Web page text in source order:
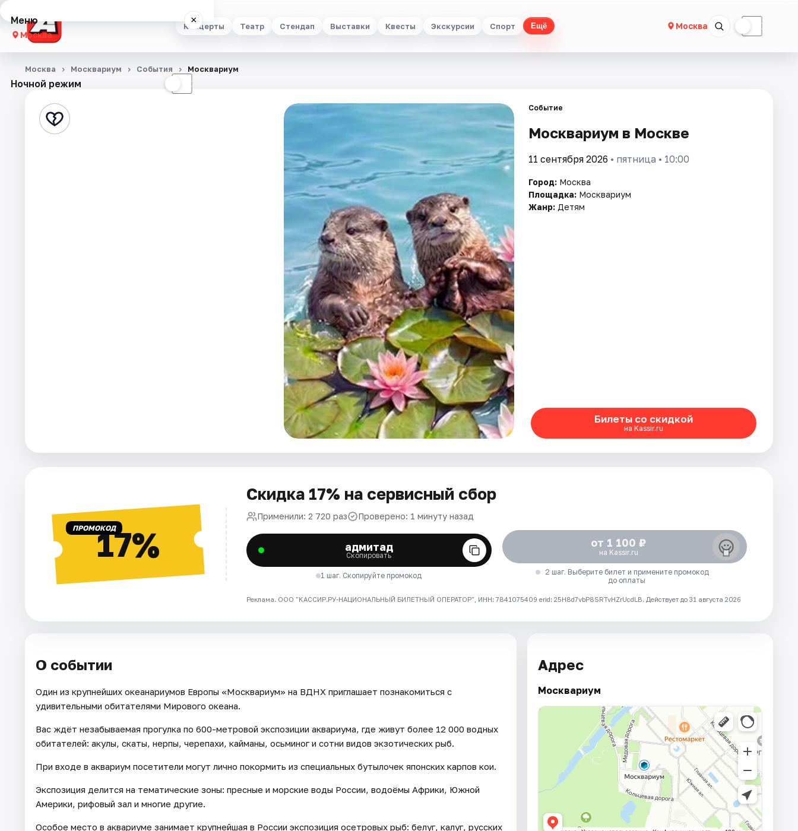
Концерты Театр Стендап Выставки Квесты Экскурсии Спорт Ещё Москва ☾
Меню ×
Москва
Концерты
Стендап
Ночной режим ☾
Москва Москвариум События Москвариум
Событие
Москвариум в Москве
11 сентября 2026 • пятница • 10:00
Город: Москва
Площадка: Москвариум
Жанр: Детям
Билеты со скидкой
на Kassir.ru
ПРОМОКОД17%
Скидка 17% на сервисный сбор
Применили: 2 720 раз Проверено: 1 минуту назад
адмитад
Скопировать
1 шаг. Скопируйте промокод
от 1 100 ₽
на Kassir.ru
2 шаг. Выберите билет и примените промокод
до оплаты
Реклама. ООО "КАССИР.РУ-НАЦИОНАЛЬНЫЙ БИЛЕТНЫЙ ОПЕРАТОР", ИНН: 7841075409 erid: 25H8d7vbP8SRTvHZrUcdLB. Действует до 31 августа 2026
О событии
Один из крупнейших океанариумов Европы «Москвариум» на ВДНХ приглашает познакомиться с
удивительными обитателями Мирового океана.
Вас ждёт незабываемая прогулка по 600-метровой экспозиции аквариума, где живут более 12 000 водных
обитателей: акулы, скаты, нерпы, черепахи, кайманы, осьминог и сотни видов экзотических рыб.
При входе в аквариум посетители могут лично покормить из специальных бутылочек японских карпов кои.
Экспозиция делится на тематические зоны: пресные и морские воды России, водоёмы Африки, Южной
Америки, рифовый зал и многие другие.
Особое место в аквариуме занимает крупнейшая в России экспозиция осетровых рыб: белуг, калуг, русских
Адрес
Москвариум